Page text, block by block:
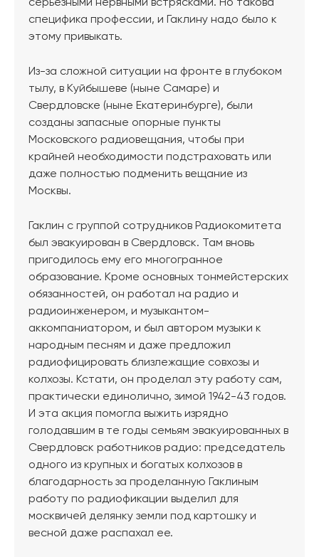
серьезными нервными встрясками. Но такова
специфика профессии, и Гаклину надо было к
этому привыкать.
Из-за сложной ситуации на фронте в глубоком
тылу, в Куйбышеве (ныне Самаре) и
Свердловске (ныне Екатеринбурге), были
созданы запасные опорные пункты
Московского радиовещания, чтобы при
крайней необходимости подстраховать или
даже полностью подменить вещание из
Москвы.
Гаклин с группой сотрудников Радиокомитета
был эвакуирован в Свердловск. Там вновь
пригодилось ему его многогранное
образование. Кроме основных тонмейстерских
обязанностей, он работал на радио и
радиоинженером, и музыкантом-
аккомпаниатором, и был автором музыки к
народным песням и даже предложил
радиофицировать близлежащие совхозы и
колхозы. Кстати, он проделал эту работу сам,
практически единолично, зимой 1942-43 годов.
И эта акция помогла выжить изрядно
голодавшим в те годы семьям эвакуированных в
Свердловск работников радио: председатель
одного из крупных и богатых колхозов в
благодарность за проделанную Гаклиным
работу по радиофикации выделил для
москвичей делянку земли под картошку и
весной даже распахал ее.